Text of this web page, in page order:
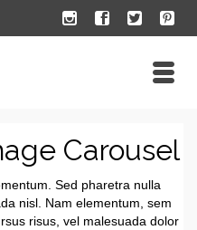
Carousel
Sed pharetra nulla
nisl. Nam elementum, sem
risus, vel malesuada dolor